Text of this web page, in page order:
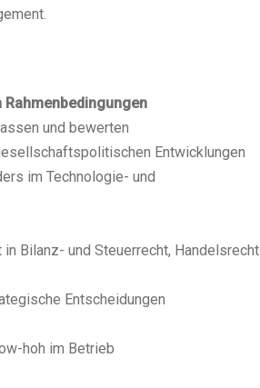
und bewerten
Entwicklungen
im Technologie- und
Bilanz- und Steuerrecht, Handelsrecht
Entscheidungen
hoh im Betrieb